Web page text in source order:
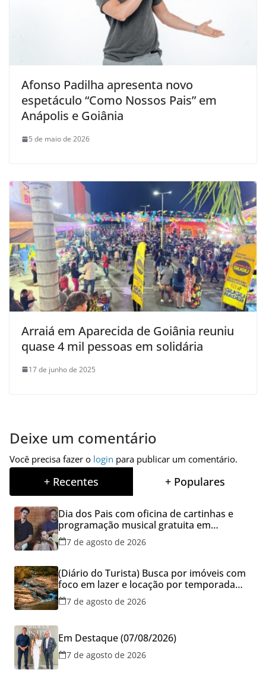
Afonso Padilha apresenta novo
espetáculo “Como Nossos Pais” em
Anápolis e Goiânia
5 de maio de 2026
Arraiá em Aparecida de Goiânia reuniu
quase 4 mil pessoas em solidária
17 de junho de 2025
Deixe um comentário
Você precisa fazer o login para publicar um comentário.
+ Recentes + Populares
Dia dos Pais com oficina de cartinhas e
programação musical gratuita em
Aparecida de Goiânia
7 de agosto de 2026
(Diário do Turista) Busca por imóveis com
foco em lazer e locação por temporada
cresce no Brasil
7 de agosto de 2026
Em Destaque (07/08/2026)
7 de agosto de 2026